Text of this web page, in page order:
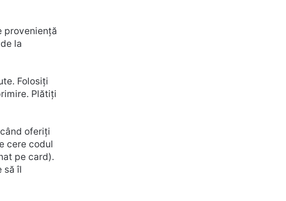
proveniență
la
Folosiţi
Plătiţi
oferiţi
cere codul
pe card).
să îl